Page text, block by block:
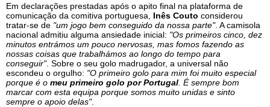
Em declarações prestadas após o apito final na plataforma de
comunicação da comitiva portuguesa, Inês Couto considerou
tratar-se de "um jogo bem conseguido da nossa parte". A camisola
nacional admitiu alguma ansiedade inicial: "Os primeiros cinco, dez
minutos entrámos um pouco nervosas, mas fomos fazendo as
nossas coisas que trabalhámos ao longo do tempo para
conseguir". Sobre o seu golo madrugador, a universal não
escondeu o orgulho: "O primeiro golo para mim foi muito especial
porque é o meu primeiro golo por Portugal . É sempre bom
marcar com esta equipa porque somos muito unidas e sinto
sempre o apoio delas".